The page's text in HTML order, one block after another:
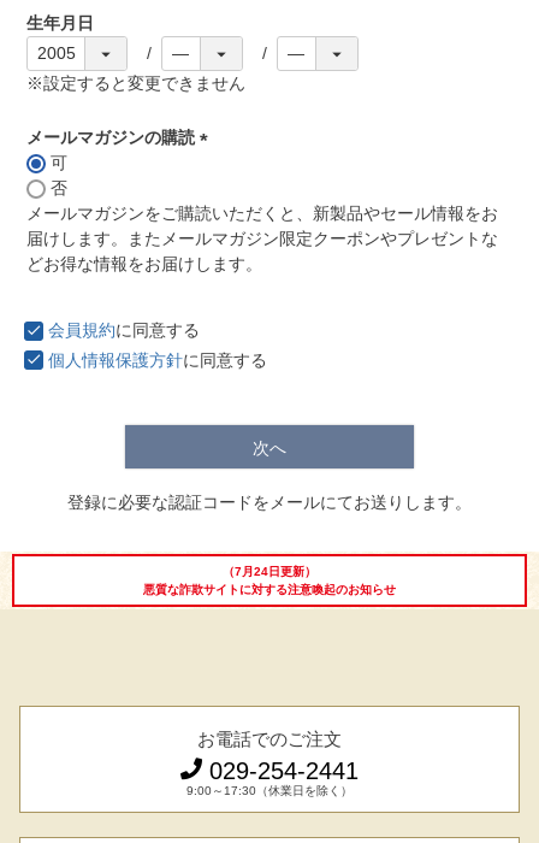
受付：9:00～17:30
お問合せフォーム
生年月日
※設定すると変更できません
メールマガジンの購読
須
)
可
否
メールマガジンをご購読いただくと、新製品やセール情報をお
届けします。またメールマガジン限定クーポンやプレゼントな
どお得な情報をお届けします。
会員規約に同意する
個人情報保護方針に同意する
次へ
登録に必要な認証コードをメールにてお送りします。
（7月24日更新）
悪質な詐欺サイトに対する注意喚起のお知らせ
お電話でのご注文
029-254-2441
9:00～17:30（休業日を除く）